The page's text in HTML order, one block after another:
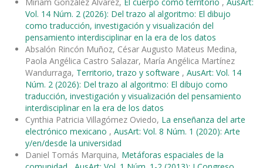
Vol. 14 Núm. 2 (2026): Del trazo al algoritmo: El dibujo
como traducción, investigación y visualización del
pensamiento interdisciplinar en la era de los datos
Absalón Rincón Muñoz, César Augusto Mateus Medina,
Paola Angélica Castro Salazar, María Angélica Martínez
Wandurraga, Territorio, trazo y software , AusArt: Vol. 14
Núm. 2 (2026): Del trazo al algoritmo: El dibujo como
traducción, investigación y visualización del pensamiento
interdisciplinar en la era de los datos
Cynthia Patricia Villagómez Oviedo, La enseñanza del arte
electrónico mexicano , AusArt: Vol. 8 Núm. 1 (2020): Arte
y/en/desde la universidad
Daniel Tomás Marquina, Metáforas espaciales de la